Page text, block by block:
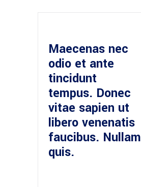
Maecenas nec
odio et ante
tincidunt
tempus. Donec
vitae sapien ut
libero venenatis
faucibus. Nullam
quis.